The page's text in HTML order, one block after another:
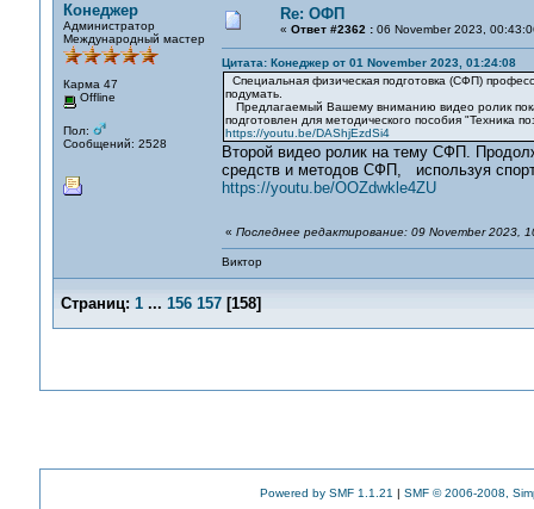
Конеджер
Администратор
Международный мастер
Карма 47
Offline
Пол:
Сообщений: 2528
Re: ОФП
« Ответ #2362 :06 November 2023,
Цитата: Конеджер от 01 November 2023, 01:24:08
Специальная физическая подготовка (СФП)
подумать.
Предлагаемый Вашему вниманию видео ролик
подготовлен для методического пособия "Техника
https://youtu.be/DAShjEzdSi4
Второй видео ролик на тему СФП.
средств и методов СФП, используя
https://youtu.be/OOZdwkle4ZU
« Последнее редактирование: 09 November 2023,
Виктор
Страниц: 1 ... 156 157[158]
Powered by SMF 1.1.21 | SMF © 2006-2008,